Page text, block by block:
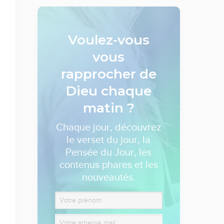
Voulez-vous
vous
rapprocher de
Dieu chaque
matin ?
Chaque jour, découvrez
le verset du jour, la
Pensée du Jour, les
contenus phares et les
nouveautés.